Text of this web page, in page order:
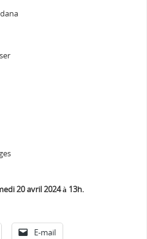
20 avril 2024 à 13h.
E-mail